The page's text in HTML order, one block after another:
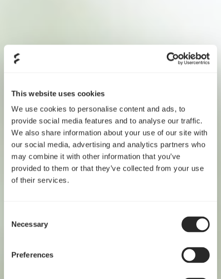
This website uses cookies
We use cookies to personalise content and ads, to
provide social media features and to analyse our traffic.
We also share information about your use of our site with
our social media, advertising and analytics partners who
may combine it with other information that you’ve
provided to them or that they’ve collected from your use
of their services.
Selection
Necessary
Preferences